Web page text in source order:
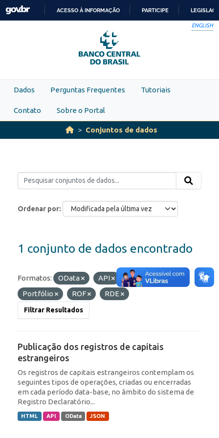
Skip to main content
PARA
O
CONTEÚDO
ACESSO À INFORMAÇÃO PARTICIPE
ENGLISH
Dados Perguntas Frequentes Tutoriais
Contato Sobre o Portal
Conjuntos de dados
Ordenar por
1 conjunto de dados encontrado
Formatos: OData API
Etiquetas:
Portfólio
ROF RDE
Filtrar Resultados
Publicação dos registros de capitais
estrangeiros
Os registros de capitais estrangeiros contemplam os
seguintes tipos de operações, criadas ou encerradas
em cada período data-base, no âmbito do sistema de
Registro Declaratório...
HTML API OData JSON